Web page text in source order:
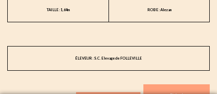
TAILLE : 1,64m ROBE : Alezan
ÉLEVEUR : S.C. Elevage de FOLLEVILLE